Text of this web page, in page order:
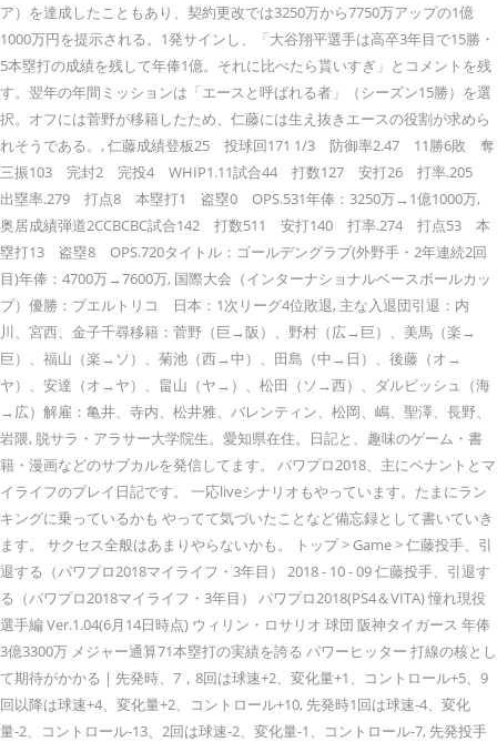
ア）を達成したこともあり、契約更改では3250万から7750万アップの1億
1000万円を提示される。1発サインし、「大谷翔平選手は高卒3年目で15勝・
5本塁打の成績を残して年俸1億。それに比べたら貰いすぎ」とコメントを残
す。翌年の年間ミッションは「エースと呼ばれる者」（シーズン15勝）を選
択。オフには菅野が移籍したため、仁藤には生え抜きエースの役割が求めら
れそうである。, 仁藤成績登板25 投球回171 1/3 防御率2.47 11勝6敗 奪
三振103 完封2 完投4 WHIP1.11試合44 打数127 安打26 打率.205
出塁率.279 打点8 本塁打1 盗塁0 OPS.531年俸：3250万→1億1000万,
奥居成績弾道2CCBCBC試合142 打数511 安打140 打率.274 打点53 本
塁打13 盗塁8 OPS.720タイトル：ゴールデングラブ(外野手・2年連続2回
目)年俸：4700万→7600万, 国際大会（インターナショナルベースボールカッ
プ）優勝：プエルトリコ 日本：1次リーグ4位敗退, 主な入退団引退：内
川、宮西、金子千尋移籍：菅野（巨→阪）、野村（広→巨）、美馬（楽→
巨）、福山（楽→ソ）、菊池（西→中）、田島（中→日）、後藤（オ→
ヤ）、安達（オ→ヤ）、畠山（ヤ→）、松田（ソ→西）、ダルビッシュ（海
→広）解雇：亀井、寺内、松井雅、バレンティン、松岡、嶋、聖澤、長野、
岩隈, 脱サラ・アラサー大学院生。愛知県在住。日記と、趣味のゲーム・書
籍・漫画などのサブカルを発信してます。 パワプロ2018、主にペナントとマ
イライフのプレイ日記です。 一応liveシナリオもやっています。たまにラン
キングに乗っているかも やってて気づいたことなど備忘録として書いていき
ます。 サクセス全般はあまりやらないかも。 トップ > Game > 仁藤投手、引
退する（パワプロ2018マイライフ・3年目） 2018 - 10 - 09 仁藤投手、引退す
る（パワプロ2018マイライフ・3年目） パワプロ2018(PS4＆VITA) 憧れ現役
選手編 Ver.1.04(6月14日時点) ウィリン・ロサリオ 球団 阪神タイガース 年俸
3億3300万 メジャー通算71本塁打の実績を誇る パワーヒッター 打線の核とし
て期待がかかる | 先発時、7，8回は球速+2、変化量+1、コントロール+5、9
回以降は球速+4、変化量+2、コントロール+10, 先発時1回は球速-4、変化
量-2、コントロール-13、2回は球速-2、変化量-1、コントロール-7, 先発投手